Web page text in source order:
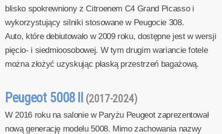
blisko spokrewniony z Citroenem C4 Grand Picasso i
wykorzystujący silniki stosowane w Peugocie 308.
Auto, które debiutowało w 2009 roku, dostępne jest w wersji
pięcio- i siedmioosobowej. W tym drugim wariancie fotele
można złożyć uzyskując płaską przestrzeń bagażową.
Peugeot 5008 II (2017-2024)
W 2016 roku na salonie w Paryżu Peugeot zaprezentował
nową generację modelu 5008. Mimo zachowania nazwy